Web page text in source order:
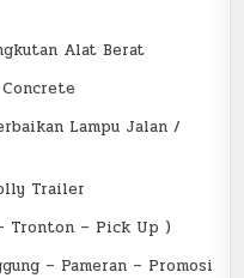
Alat Berat
Lampu Jalan /
Trailer
Tronton – Pick Up )
– Pameran – Promosi